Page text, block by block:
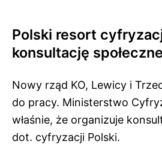
Polski resort
konsultację społeczne
Nowy rząd KO, Lewicy i
do pracy. Ministerstwo
właśnie, że organizuje
dot. cyfryzacji Polski.